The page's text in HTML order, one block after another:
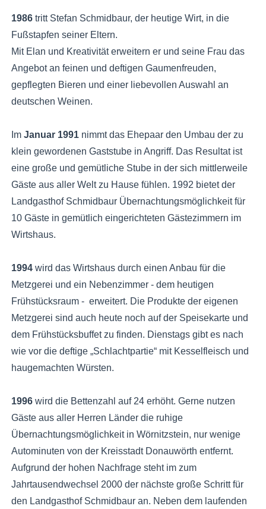
1986 tritt Stefan Schmidbaur, der heutige Wirt, in die
Fußstapfen seiner Eltern.
Mit Elan und Kreativität erweitern er und seine Frau das
Angebot an feinen und deftigen Gaumenfreuden,
gepflegten Bieren und einer liebevollen Auswahl an
deutschen Weinen.
ImJanuar 1991 nimmt das Ehepaar den Umbau der zu
klein gewordenen Gaststube in Angriff. Das Resultat ist
eine große und gemütliche Stube in der sich mittlerweile
Gäste aus aller Welt zu Hause fühlen. 1992 bietet der
Landgasthof Schmidbaur Übernachtungsmöglichkeit für
10 Gäste in gemütlich eingerichteten Gästezimmern im
Wirtshaus.
1994 wird das Wirtshaus durch einen Anbau für die
Metzgerei und ein Nebenzimmer - dem heutigen
Frühstücksraum - erweitert. Die Produkte der eigenen
Metzgerei sind auch heute noch auf der Speisekarte und
dem Frühstücksbuffet zu finden. Dienstags gibt es nach
wie vor die deftige „Schlachtpartie“ mit Kesselfleisch und
haugemachten Würsten.
1996 wird die Bettenzahl auf 24 erhöht. Gerne nutzen
Gäste aus aller Herren Länder die ruhige
Übernachtungsmöglichkeit in Wörnitzstein, nur wenige
Autominuten von der Kreisstadt Donauwörth entfernt.
Aufgrund der hohen Nachfrage steht im zum
Jahrtausendwechsel 2000 der nächste große Schritt für
den Landgasthof Schmidbaur an. Neben dem laufenden